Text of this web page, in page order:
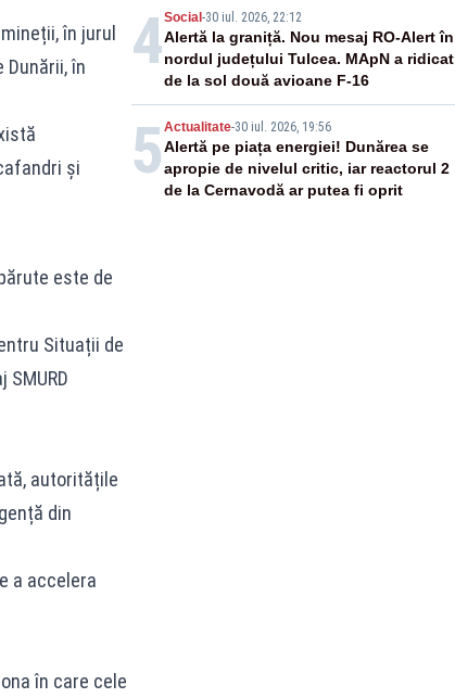
în jurul
în
și
este de
Situații de
autoritățile
din
a accelera
în care cele
4Social-30 iul. 2026, 22:12
Alertă la graniță. Nou mesaj RO-Alert în
nordul județului Tulcea. MApN a ridicat
de la sol două avioane F-16
5 Actualitate-30 iul. 2026, 19:56
Alertă pe piața energiei! Dunărea se
apropie de nivelul critic, iar reactorul 2
de la Cernavodă ar putea fi oprit